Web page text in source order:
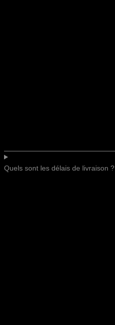
Quels sont les délais de livraison ?